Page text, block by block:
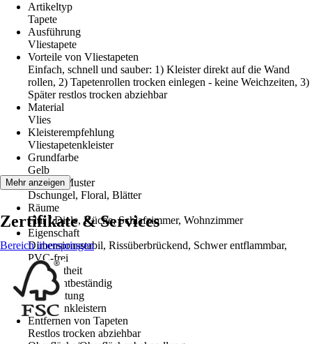
Artikeltyp
Tapete
Ausführung
Vliestapete
Vorteile von Vliestapeten
Einfach, schnell und sauber: 1) Kleister direkt auf die Wand
rollen, 2) Tapetenrollen trocken einlegen - keine Weichzeiten, 3)
Später restlos trocken abziehbar
Material
Vlies
Kleisterempfehlung
Vliestapetenkleister
Grundfarbe
Gelb
Dekor / Muster
Dschungel, Floral, Blätter
Räume
Flur / Diele, Küche, Schlafzimmer, Wohnzimmer
Eigenschaft
Dimensionsstabil, Rissüberbrückend, Schwer entflammbar,
PVC-frei
Farbechtheit
Gut Lichtbeständig
Verarbeitung
Wand einkleistern
Entfernen von Tapeten
Restlos trocken abziehbar
Mehr anzeigen
Zertifikate & Services
Bereich überspringen